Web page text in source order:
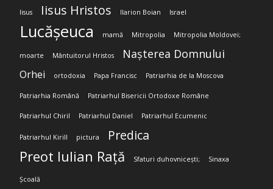
Iisus Iisus Hristos Ilarion Boian Israel
Lucășeuca mamă Mitropolia Mitropolia Moldovei;
moarte Mântuitorul Hristos Nașterea Domnului
Orhei ortodoxia Papa Francisc Patriarhia de la Moscova
Patriarhia Română Patriarhul Bisericii Ortodoxe Române
Patriarhul Chiril Patriarhul Daniel Patriarhul Ecumenic
Patriarhul Kirill pictura Predica
Preot Iulian Rață Sfaturi duhovnicești; Sinaxa
Școală